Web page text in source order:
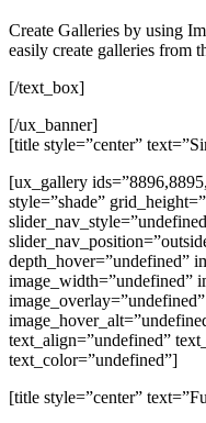
Create Galleries by using
easily create galleries from
[/text_box]
[/ux_banner]
[title style=”center”
[ux_gallery
style=”shade”
depth_hover=”undefined”
image_width=”undefined”
text_align=”undefined”
text_color=”undefined”]
[title style=”center”